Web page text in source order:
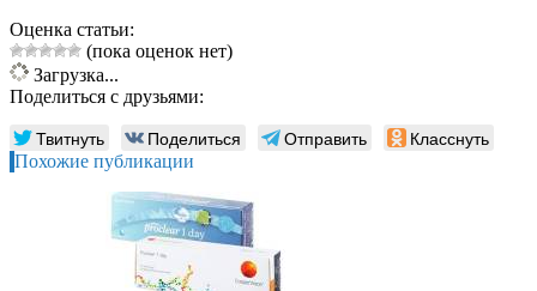
Оценка статьи:
(пока оценок нет)
Загрузка...
Поделиться с друзьями:
Твитнуть Поделиться Отправить Класснуть
Похожие публикации